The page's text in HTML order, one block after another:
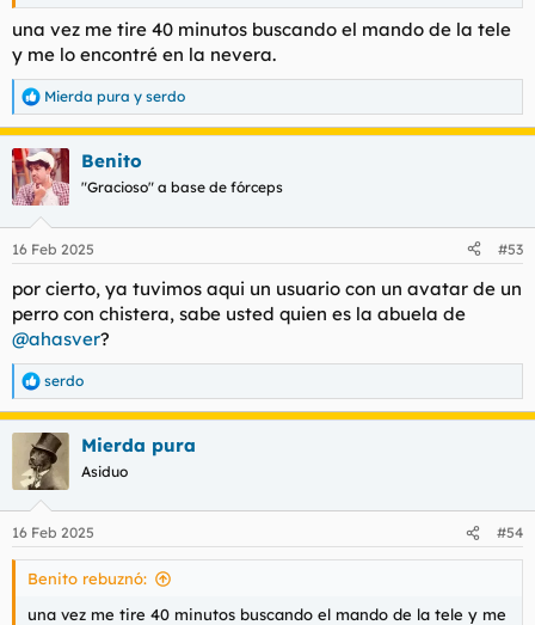
una vez me tire 40 minutos buscando el mando de la tele
y me lo encontré en la nevera.
R
e
a
c
c
i
e
:
Mierda pura y serdo
Benito
"Gracioso" a base de fórceps
16 Feb 2025 #53
por cierto, ya tuvimos aqui un usuario con un avatar de un
perro con chistera, sabe usted quien es la abuela de
@ahasver?
R
e
a
i
e
s
serdo
Mierda pura
Asiduo
16 Feb 2025 #54
Benito rebuznó:
una vez me tire 40 minutos buscando el mando de la tele y me